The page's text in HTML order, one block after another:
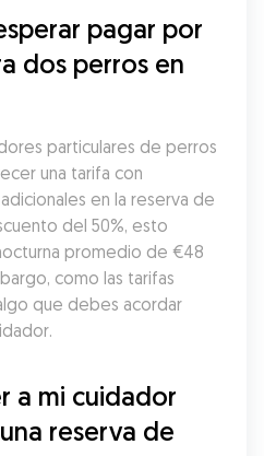
pagar por
dos perros en
particulares de perros
una tarifa con
en la reserva de
del 50%, esto
promedio de €48
como las tarifas
que debes acordar
a mi cuidador
reserva de